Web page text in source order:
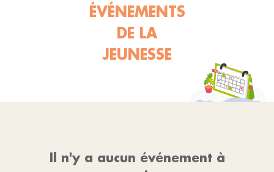
ÉVÉNEMENTS
DE LA
JEUNESSE
Il n'y a aucun événement à